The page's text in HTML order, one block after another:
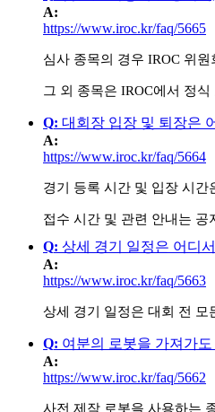
A:
https://www.iroc.kr/faq/5665
심사 종목의 경우 IROC 위
그 외 종목은 IROC에서 정
Q: 대회장 입장 및 퇴장은
A:
https://www.iroc.kr/faq/5664
경기 등록 시간 및 입장 시
접수 시간 및 관련 안내는
Q: 상세 경기 일정은 어디
A:
https://www.iroc.kr/faq/5663
상세 경기 일정은 대회 전 모
Q: 여분의 로봇을 가져가도
A:
https://www.iroc.kr/faq/5662
사전 제작 로봇을 사용하는